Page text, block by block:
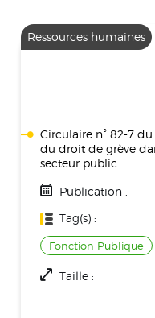
Ressources humaines
Circulaire n° 82-7
du droit de grève
secteur public
Publication :
Tag(s) :
Fonction Publique
Taille :